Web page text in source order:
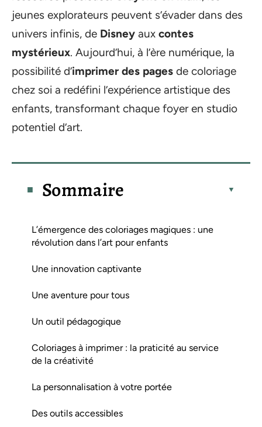
jeunes explorateurs peuvent s’évader dans des
univers infinis, de Disney aux contes
mystérieux. Aujourd’hui, à l’ère numérique, la
possibilité d’imprimer des pages de coloriage
chez soi a redéfini l’expérience artistique des
enfants, transformant chaque foyer en studio
potentiel d’art.
Sommaire
L’émergence des coloriages magiques : une
révolution dans l’art pour enfants
Une innovation captivante
Une aventure pour tous
Un outil pédagogique
Coloriages à imprimer : la praticité au service
de la créativité
La personnalisation à votre portée
Des outils accessibles